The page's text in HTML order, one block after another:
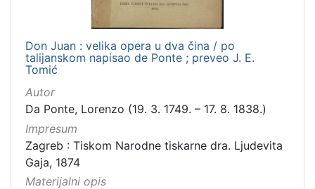
Don Juan : velika opera u dva čina / po
talijanskom napisao de Ponte ; preveo J. E.
Tomić
Autor
Da Ponte, Lorenzo (19. 3. 1749. – 17. 8. 1838.)
Impresum
Zagreb : Tiskom Narodne tiskarne dra. Ljudevita
Gaja, 1874
Materijalni opis